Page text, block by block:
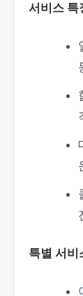
서비스 특
특별 서비